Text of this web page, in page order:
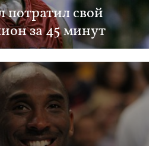
свой
за 45 минут